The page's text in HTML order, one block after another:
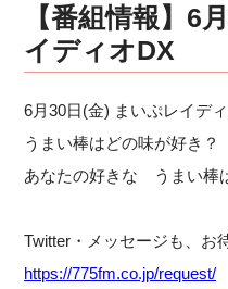
【番組情報】6
イディオDX
6月30日(金) まいぷレイデ
うまい棒はどの味が好き？
あなたの好きな うまい棒
Twitter・メッセージも、お
https://775fm.co.jp/request/